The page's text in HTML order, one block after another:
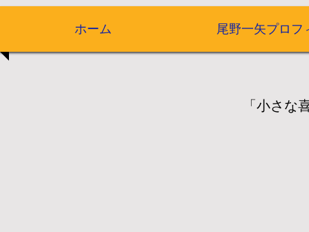
ホーム 尾野一矢プロフ
「小さ
JNN